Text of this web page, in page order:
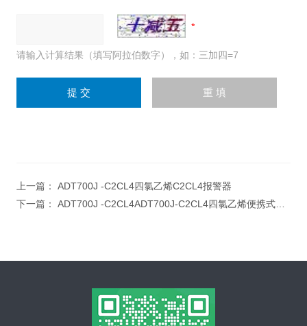
请输入计算结果（填写阿拉伯数字），如：三加四=7
上一篇： ADT700J -C2CL4四氯乙烯C2CL4报警器
下一篇： ADT700J -C2CL4ADT700J-C2CL4四氯乙烯便携式检测仪